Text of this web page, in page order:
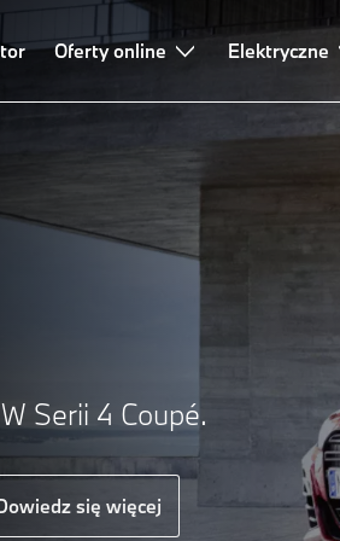
Oferty online Elektryczne
Serii 4 Coupé.
się więcej